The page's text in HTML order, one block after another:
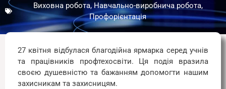
Виховна робота, Навчально-виробнича робота,
Профорієнтація
27 квітня відбулася благодійна ярмарка серед учнів
та працівників профтехосвіти. Ця подія вразила
своєю душевністю та бажанням допомогти нашим
захисникам та захисницям.